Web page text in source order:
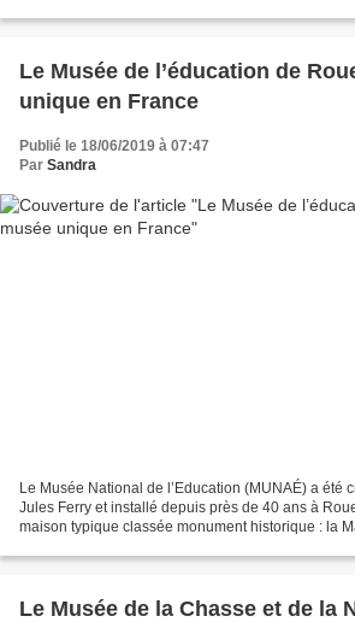
Le Musée de l’éducation de
unique en France
Publié le 18/06/2019 à 07:47
Par Sandra
Le Musée National de l’Education (MUNAÉ) a été
Jules Ferry et installé depuis près de 40 ans à
maison typique classée monument historique : la
Le Musée de la Chasse et de la